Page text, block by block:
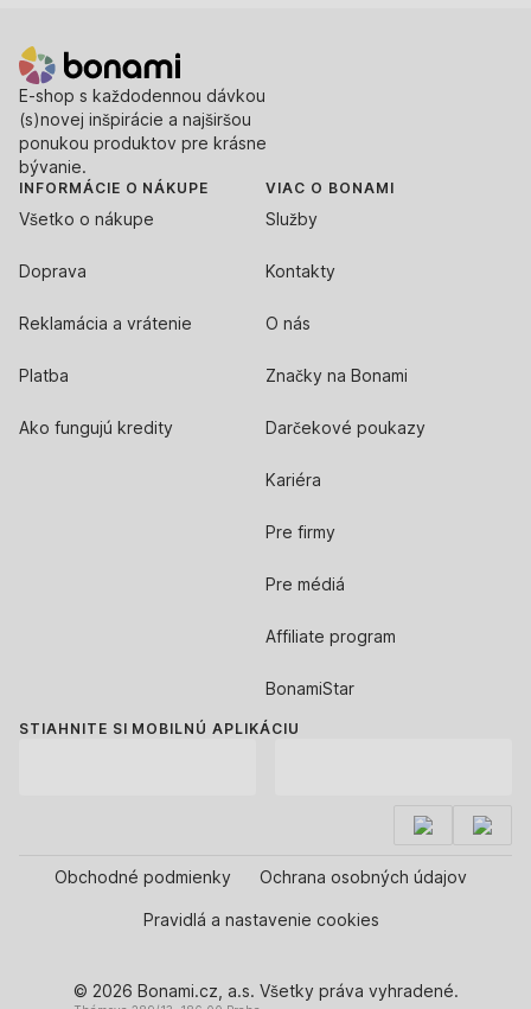
E-shop s každodennou dávkou
(s)novej inšpirácie a najširšou
ponukou produktov pre krásne
bývanie.
INFORMÁCIE O NÁKUPE
Všetko o nákupe
Doprava
Reklamácia a vrátenie
Platba
Ako fungujú kredity
VIAC O BONAMI
Služby
Kontakty
O nás
Značky na Bonami
Darčekové poukazy
Kariéra
Pre firmy
Pre médiá
Affiliate program
BonamiStar
STIAHNITE SI MOBILNÚ APLIKÁCIU
Obchodné podmienky Ochrana osobných údajov
Pravidlá a nastavenie cookies
© 2026 Bonami.cz, a.s. Všetky práva vyhradené.